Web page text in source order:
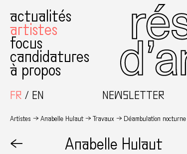
actualités
artistes
focus
candidatures
à propos
FR
EN NEWSLETTER
Artistes Anabelle Hulaut Travaux Déambulation
← Anabelle Hulaut